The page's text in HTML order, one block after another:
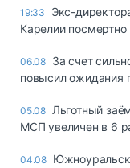
19:33
Экс-
Карелии
06.08 За счет
повысил ожидания
05.08 Льготный
МСП увеличен в 6
04.08